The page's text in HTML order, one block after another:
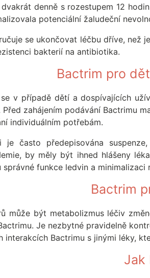
denně s rozestupem 12
potenciální žaludeční
se ukončovat léčbu dříve, než
bakterií na antibiotika.
Bactrim pro
v případě dětí a dospívajících
zahájením podávání Bactrimu
individuálním potřebám.
je často předepisována
by měly být ihned hlášeny
správné funkce ledvin a minimalizaci
Bactrim
může být metabolizmus léčiv
Je nezbytné pravidelně
interakcích Bactrimu s jinými léky,
Jak